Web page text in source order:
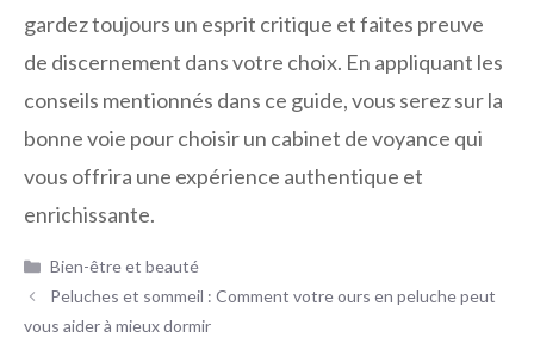
gardez toujours un esprit critique et faites preuve
de discernement dans votre choix. En appliquant les
conseils mentionnés dans ce guide, vous serez sur la
bonne voie pour choisir un cabinet de voyance qui
vous offrira une expérience authentique et
enrichissante.
Catégories
Bien-être et beauté
Peluches et sommeil : Comment votre ours en peluche peut
vous aider à mieux dormir